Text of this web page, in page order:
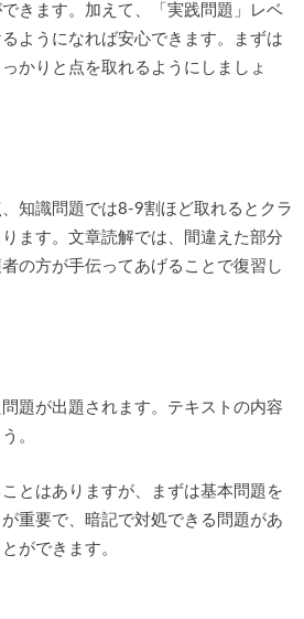
きます。加えて、「実践問題」レベ
ようになれば安心できます。まずは
かりと点を取れるようにしましょ
知識問題では8-9割ほど取れるとクラ
ます。文章読解では、間違えた部分
の方が手伝ってあげることで復習し
題が出題されます。テキストの内容
。
とはありますが、まずは基本問題を
重要で、暗記で対処できる問題があ
ができます。